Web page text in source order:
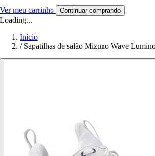
Ver meu carrinho Continuar comprando
Loading...
Início
/ Sapatilhas de salão Mizuno Wave